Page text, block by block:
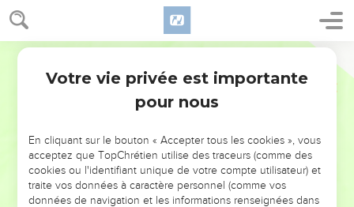
NE MANQUEZ PAS L’ÉVÉNEMENT
DE L’ANNÉE !
ET SI LEURS ERREURS POUVAIENT VOUS ÉVITER LES
VOTRES ?
Votre vie privée est importante
pour nous
En cliquant sur le bouton « Accepter tous les cookies », vous
acceptez que TopChrétien utilise des traceurs (comme des
cookies ou l'identifiant unique de votre compte utilisateur) et
traite vos données à caractère personnel (comme vos
données de navigation et les informations renseignées dans